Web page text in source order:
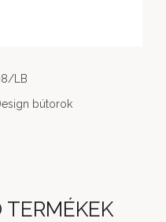
LB
bútorok
TERMÉKEK